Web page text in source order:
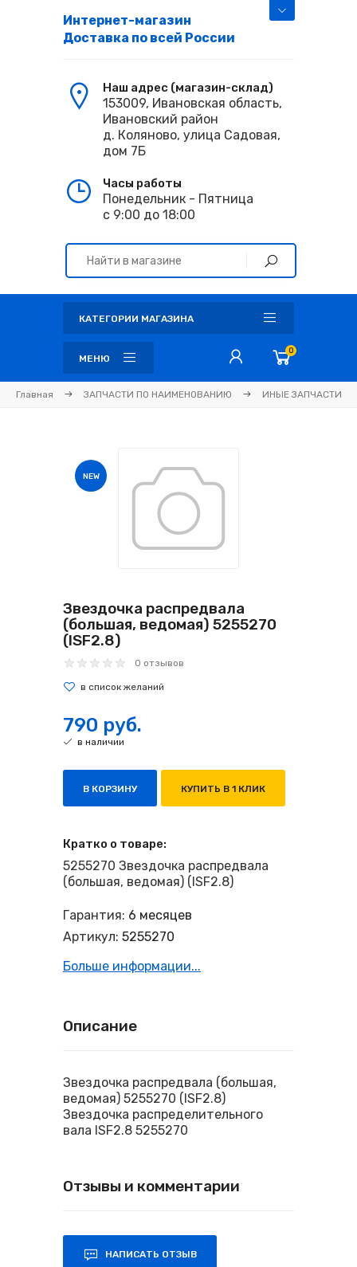
Интернет-магазин
Доставка по всей России
Наш адрес (магазин-склад)
153009, Ивановская область,
Ивановский район
д. Коляново, улица Садовая,
дом 7Б
Часы работы
Понедельник - Пятница
с 9:00 до 18:00
КАТЕГОРИИ МАГАЗИНА
МЕНЮ
0
Главная ЗАПЧАСТИ ПО НАИМЕНОВАНИЮ ИНЫЕ ЗАПЧАСТИ
NEW
Звездочка распредвала
(большая, ведомая) 5255270
(ISF2.8)
0 отзывов
790 руб.
в наличии
В КОРЗИНУ КУПИТЬ В 1 КЛИК
Кратко о товаре:
5255270 Звездочка распредвала
(большая, ведомая) (ISF2.8)
Гарантия: 6 месяцев
Артикул: 5255270
Больше информации...
Описание
Звездочка распредвала (большая,
ведомая) 5255270 (ISF2.8)
Звездочка распределительного
вала ISF2.8 5255270
Отзывы и комментарии
НАПИСАТЬ ОТЗЫВ